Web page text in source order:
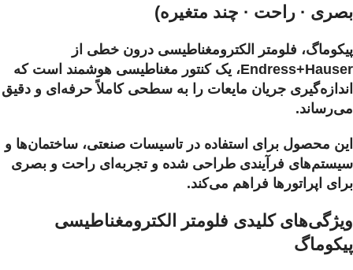
بصری · راحت · چند متغیره)
پیکوماگ، فلومتر الکترومغناطیسی درون خطی از
Endress+Hauser، یک کنتور مغناطیسی هوشمند است که
اندازه‌گیری جریان مایعات را به سطحی کاملاً حرفه‌ای و دقیق
می‌رساند.
این محصول برای استفاده در تاسیسات صنعتی، ساختمان‌ها و
سیستم‌های فرآیندی طراحی شده و تجربه‌ای راحت و بصری
برای اپراتورها فراهم می‌کند.
ویژگی‌های کلیدی فلومتر الکترومغناطیسی
پیکوماگ